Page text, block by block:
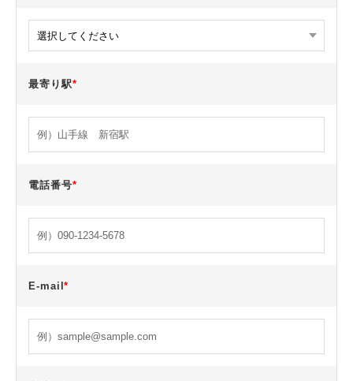
最寄り駅*
電話番号*
E-mail*